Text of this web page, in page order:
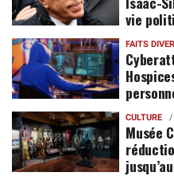
vie
FAITS
CULTURE
Musée